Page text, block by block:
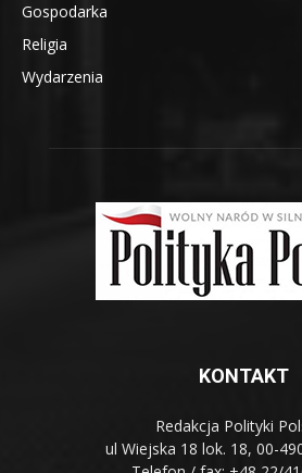
Gospodarka
Religia
Wydarzenia
KONTAKT
Redakcja Polityki
ul Wiejska 18 lok. 18, 00-